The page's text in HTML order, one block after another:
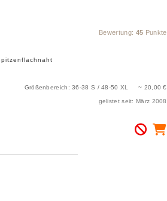
Bewertung: 45 Punkte
Größenbereich: 36-38 S / 48-50 XL ~ 20,00 €
gelistet seit: März 2008